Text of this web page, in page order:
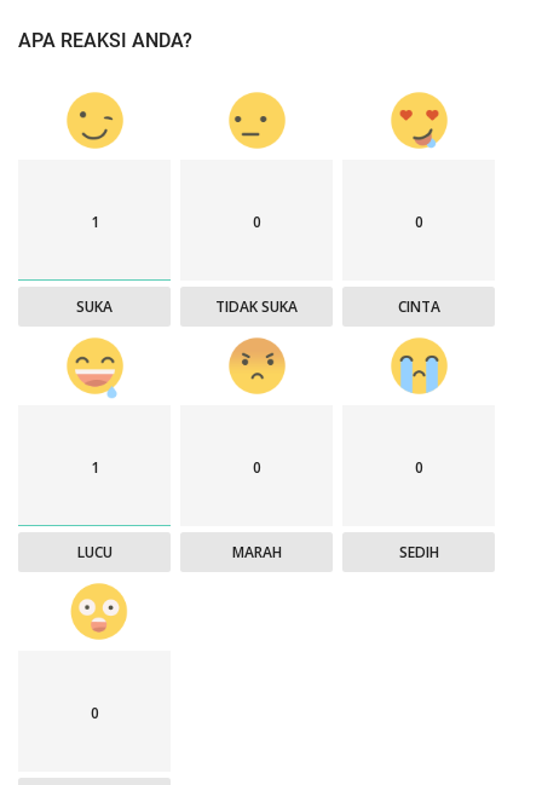
APA REAKSI ANDA?
1
SUKA
0
TIDAK SUKA
0
CINTA
1
LUCU
0
MARAH
0
SEDIH
0